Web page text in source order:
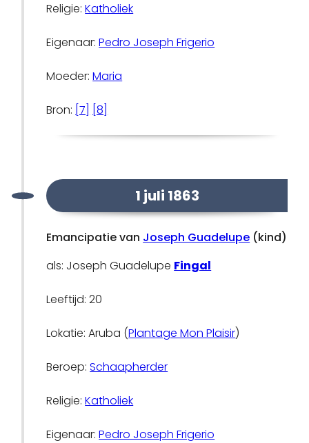
Religie:Katholiek
Eigenaar:Pedro Joseph Frigerio
Moeder:Maria
Bron: [7] [8]
1 juli 1863
Emancipatie van Joseph Guadelupe (kind)
als: Joseph Guadelupe Fingal
Leeftijd: 20
Lokatie: Aruba (Plantage Mon Plaisir)
Beroep:Schaapherder
Religie:Katholiek
Eigenaar:Pedro Joseph Frigerio